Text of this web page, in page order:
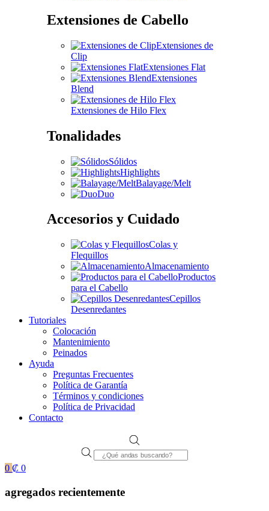
Extensiones de Cabello
Extensiones de
Clip
Extensiones Flat
Extensiones
Blend
Extensiones de Hilo Flex
Tonalidades
Sólidos
Highlights
Balayage/Melt
Duo
Accesorios y Cuidado
Colas y
Flequillos
Almacenamiento
Productos
para el Cabello
Cepillos
Desenredantes
Tutoriales
Colocación
Mantenimiento
Peinados
Ayuda
Preguntas Frecuentes
Política de Garantía
Términos y condiciones
Política de Privacidad
Contacto
Products
search
0 ₡ 0
agregados recientemente